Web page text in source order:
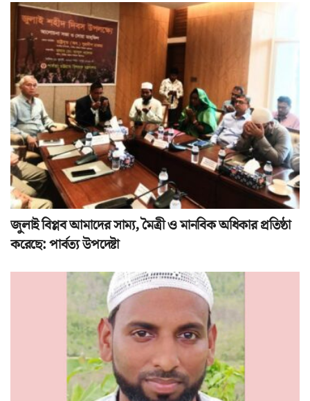
জুলাই বিপ্লব আমাদের সাম্য, মৈত্রী ও মানবিক অধিকার প্রতিষ্ঠা
করেছে: পার্বত্য উপদেষ্টা